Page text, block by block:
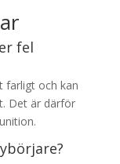
fel
farligt och kan
Det är därför